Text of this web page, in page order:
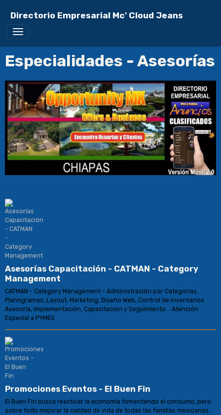
Directorio Empresarial Mc' Cloud Jeans
Especialidades - Asesorías
Asesorías Capacitación - CATMAN - Category
Management
CATMAN - Category Management - Administración por Categorías,
Planogramas, Layout, Marketing, Diseño Web, Control de Inventarios.
Asesoría, Implementación, Capacitación y Seguimiento .. Atención
Especial a PYMES
Promociones Eventos - El Buen Fin
El Buen Fin busca reactivar la economía fomentando el consumo, pero
sobre todo mejorar la calidad de vida de todas las familias mexicanas.